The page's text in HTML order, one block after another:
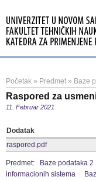
Početak » Predmet » Baze
Raspored za
11. Februar 2021
Dodatak
raspored.pdf
Predmet: Baze podataka 2
informacionih sistema